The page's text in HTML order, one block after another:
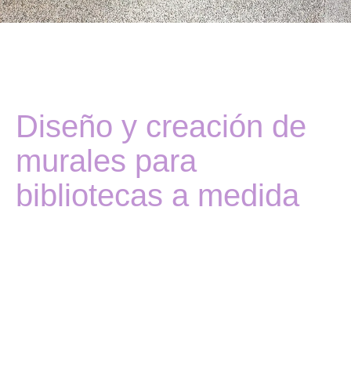
Diseño y creación de
murales para
bibliotecas a medida